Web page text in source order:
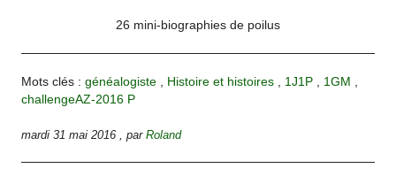
26 mini-biographies de poilus
Mots clés :généalogiste , Histoire et histoires , 1J1P , 1GM ,
challengeAZ-2016 P
mardi 31 mai 2016 ,parRoland